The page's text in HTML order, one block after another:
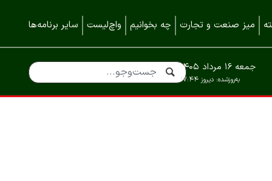
میز صنعت و تجارت چه بخوانیم واچ‌لیست سایر برنامه‌ها
به‌روزشده: دیروز ۱۷:۴۴
جمعه ۱۶ مرداد ۱۴۰۵